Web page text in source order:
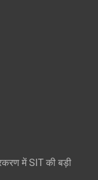
में SIT की बड़ी